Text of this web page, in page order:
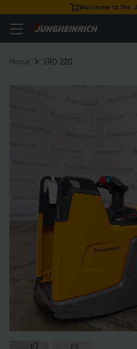
Welcome to the
Home ERD 220